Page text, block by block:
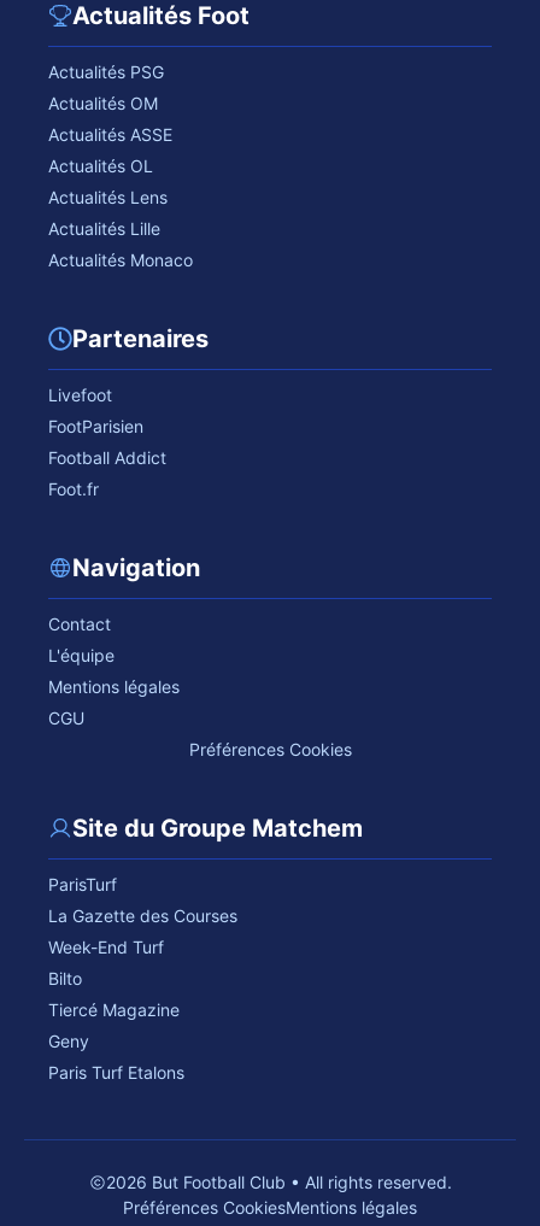
Actualités Foot
Actualités PSG
Actualités OM
Actualités ASSE
Actualités OL
Actualités Lens
Actualités Lille
Actualités Monaco
Partenaires
Livefoot
FootParisien
Football Addict
Foot.fr
Navigation
Contact
L'équipe
Mentions légales
CGU
Préférences Cookies
Site du Groupe Matchem
ParisTurf
La Gazette des Courses
Week-End Turf
Bilto
Tiercé Magazine
Geny
Paris Turf Etalons
2026 But Football Club • All rights reserved.
Préférences CookiesMentions légales